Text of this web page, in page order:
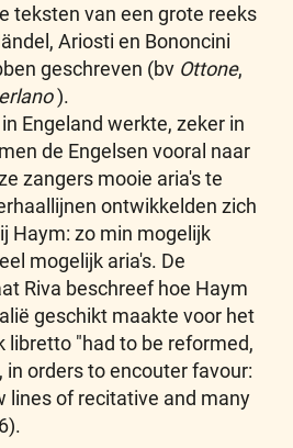
teksten van een grote reeks
Ariosti en Bononcini
geschreven (bv Ottone,
).
Engeland werkte, zeker in
de Engelsen vooral naar
zangers mooie aria's te
ontwikkelden zich
Haym: zo min mogelijk
mogelijk aria's. De
Riva beschreef hoe Haym
geschikt maakte voor het
libretto "had to be reformed,
orders to encouter favour:
lines of recitative and many